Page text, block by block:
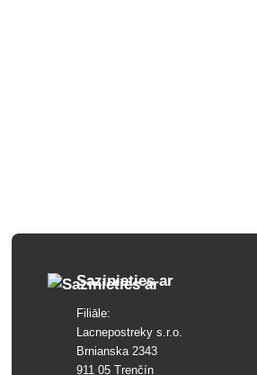
Sazinieties ar
Filiāle:
Lacnepostreky s.r.o.
Brnianska 2343
911 05 Trenčín